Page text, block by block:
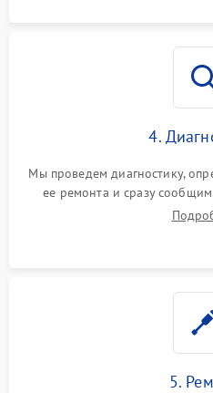
4.
Мы проведем диагностику,
ее ремонта и сразу
5.